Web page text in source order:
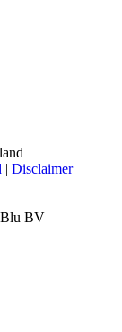
| Disclaimer
Blu BV